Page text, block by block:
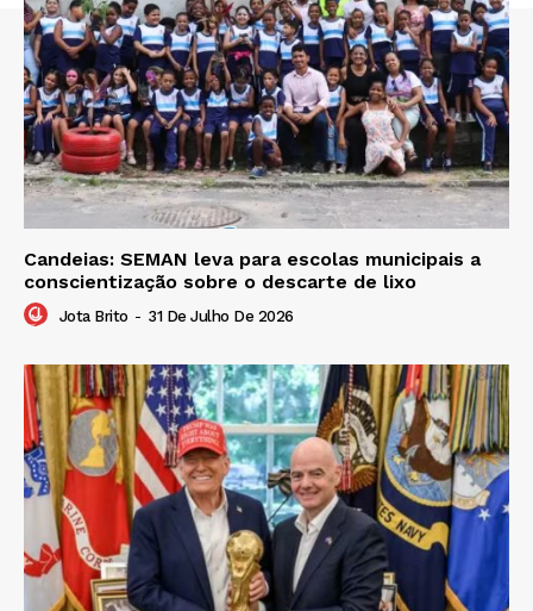
Candeias: SEMAN leva para escolas municipais a
conscientização sobre o descarte de lixo
Jota Brito - 31 De Julho De 2026